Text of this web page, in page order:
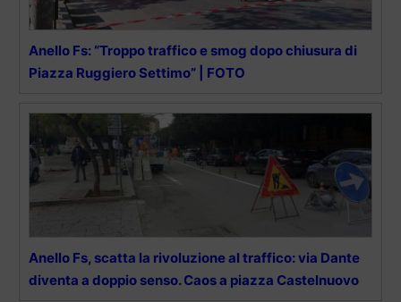
Anello Fs: “Troppo traffico e smog dopo chiusura di
Piazza Ruggiero Settimo” | FOTO
Anello Fs, scatta la rivoluzione al traffico: via Dante
diventa a doppio senso. Caos a piazza Castelnuovo